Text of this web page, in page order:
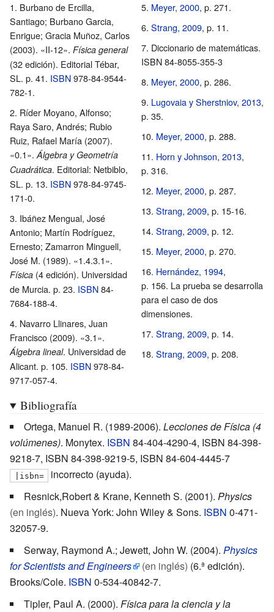
Burbano de Ercilla,
Santiago; Burbano Garcia,
Enrigue; Gracia Muñoz, Carlos
(2003). «II-12». Física general
(32 edición). Editorial Tébar,
SL. p. 41. ISBN978-84-9544-
782-1.
Ríder Moyano, Alfonso;
Raya Saro, Andrés; Rubio
Ruiz, Rafael María (2007).
«0.1».Álgebra y Geometría
Cuadrática. Editorial: Netbiblo,
SL. p. 13. ISBN978-84-9745-
171-0.
Ibáñez Mengual, José
Antonio; Martín Rodríguez,
Ernesto; Zamarron Minguell,
José M. (1989). «1.4.3.1».
Física (4 edición). Universidad
de Murcia. p. 23. ISBN84-
7684-188-4.
Navarro Llinares, Juan
Francisco (2009). «3.1».
Álgebra lineal. Universidad de
Alicant. p. 105. ISBN978-84-
9717-057-4.
Meyer, 2000, p. 271.
Strang, 2009, p. 11.
Diccionario de matemáticas.
ISBN 84-8055-355-3
Meyer, 2000, p. 286.
Lugovaia y Sherstniov, 2013,
p. 35.
Meyer, 2000, p. 288.
Horn y Johnson, 2013,
p. 316.
Meyer, 2000, p. 287.
Strang, 2009, p. 15-16.
Strang, 2009, p. 12.
Meyer, 2000, p. 270.
Hernández, 1994,
p. 156. La prueba se desarrolla
para el caso de dos
dimensiones.
Strang, 2009, p. 14.
Strang, 2009, p. 208.
Bibliografía
Ortega, Manuel R. (1989-2006). Lecciones de Física (4
volúmenes). Monytex. ISBN 84-404-4290-4, ISBN 84-398-
9218-7, ISBN 84-398-9219-5, ISBN 84-604-4445-7
isbn= incorrecto (ayuda).
Resnick,Robert & Krane, Kenneth S. (2001). Physics
(en inglés). NuevaYork: John Wiley & Sons. ISBN 0-471-
32057-9.
Serway, Raymond A.; Jewett, John W. (2004). Physics
for Scientists and Engineers
(en inglés) (6.ª edición).
Brooks/Cole. ISBN 0-534-40842-7.
Tipler, Paul A. (2000). Física para la ciencia y la